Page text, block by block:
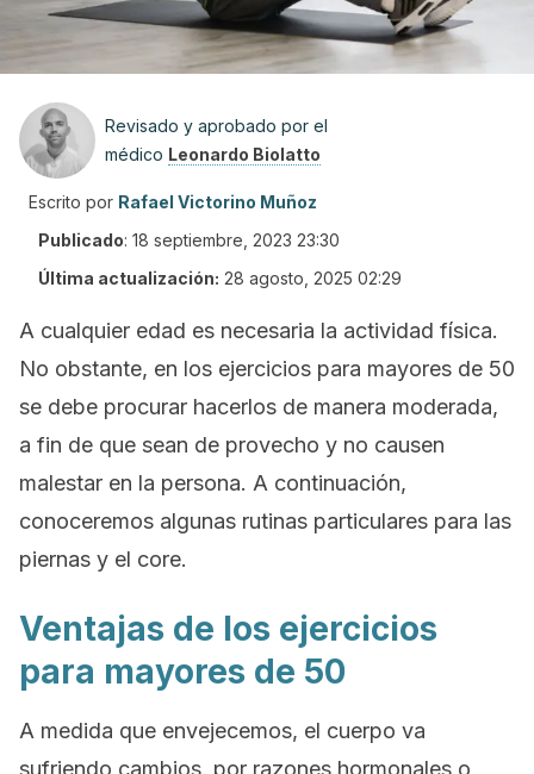
Revisado y aprobado por el
médico Leonardo Biolatto
Escrito por Rafael Victorino Muñoz
Publicado: 18 septiembre, 2023 23:30
Última actualización: 28 agosto, 2025 02:29
A cualquier edad es necesaria la actividad física.
No obstante, en los ejercicios para mayores de 50
se debe procurar hacerlos de manera moderada,
a fin de que sean de provecho y no causen
malestar en la persona. A continuación,
conoceremos algunas rutinas particulares para las
piernas y el core.
Ventajas de los ejercicios
para mayores de 50
A medida que envejecemos, el cuerpo va
sufriendo cambios, por razones hormonales o